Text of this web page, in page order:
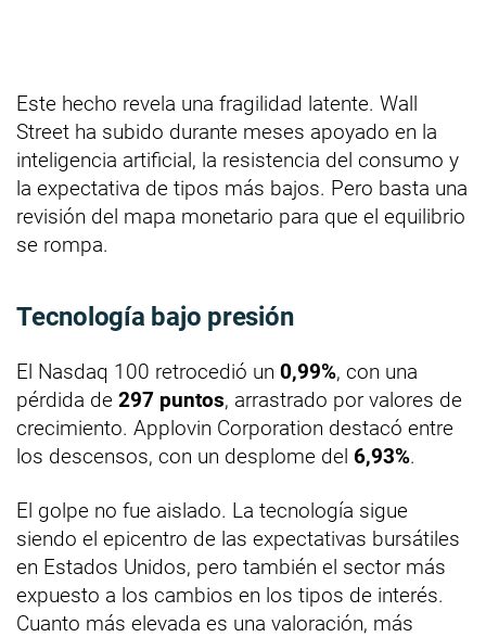
Este hecho revela una fragilidad latente. Wall
Street ha subido durante meses apoyado en la
inteligencia artificial, la resistencia del consumo y
la expectativa de tipos más bajos. Pero basta una
revisión del mapa monetario para que el equilibrio
se rompa.
Tecnología bajo presión
El Nasdaq 100 retrocedió un 0,99%, con una
pérdida de 297 puntos, arrastrado por valores de
crecimiento. Applovin Corporation destacó entre
los descensos, con un desplome del 6,93%.
El golpe no fue aislado. La tecnología sigue
siendo el epicentro de las expectativas bursátiles
en Estados Unidos, pero también el sector más
expuesto a los cambios en los tipos de interés.
Cuanto más elevada es una valoración, más